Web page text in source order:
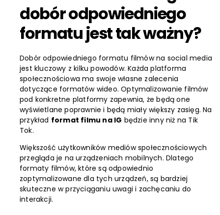
dobór odpowiedniego
formatu jest tak ważny?
Dobór odpowiedniego formatu filmów na social media
jest kluczowy z kilku powodów. Każda platforma
społecznościowa ma swoje własne zalecenia
dotyczące formatów wideo. Optymalizowanie filmów
pod konkretne platformy zapewnia, że będą one
wyświetlane poprawnie i będą miały większy zasięg. Na
przykład format filmu na IG będzie inny niż na Tik
Tok.
Większość użytkowników mediów społecznościowych
przegląda je na urządzeniach mobilnych. Dlatego
formaty filmów, które są odpowiednio
zoptymalizowane dla tych urządzeń, są bardziej
skuteczne w przyciąganiu uwagi i zachęcaniu do
interakcji.